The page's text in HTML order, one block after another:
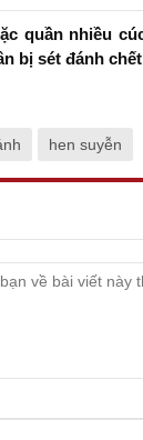
quần nhiều
bị sét đánh chết
hen suyễn